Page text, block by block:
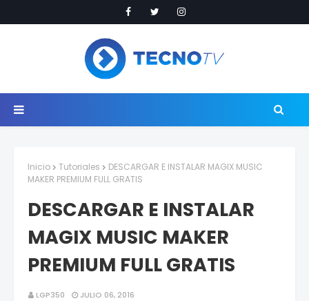
Inicio Tutoriales
DESCARGAR E INSTALAR MAGIX MUSIC
MAKER PREMIUM FULL GRATIS
DESCARGAR E INSTALAR
MAGIX MUSIC MAKER
PREMIUM FULL GRATIS
LGP350 JULIO 06, 2016